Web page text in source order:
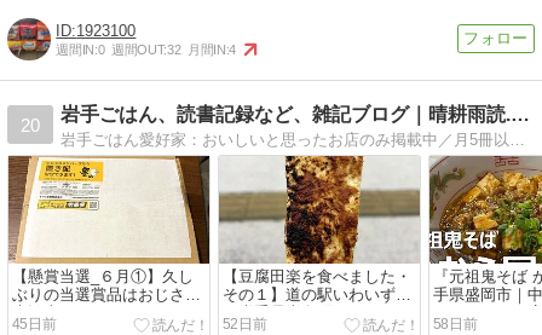
1923100
週間IN:0 週間OUT:32 月間IN:4
20
岩手ごはん、読書記録など、雑記ブログ｜晴耕雨読.com
【懸賞当選_６月①】久し
ぶりの当選賞品はおじさん
大歓喜
45日前
【豆腐田楽を食べました・
その１】道の駅いわいずみ
｜岩手県岩泉町
52日前
『元祖鬼そば
手県盛岡市｜
けにうまいお店
58日前